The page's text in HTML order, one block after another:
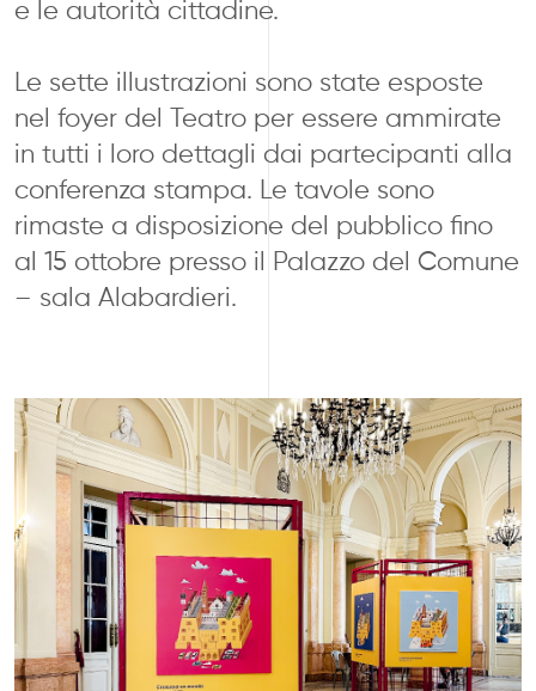
e le autorità cittadine.
Le sette illustrazioni sono state esposte
nel foyer del Teatro per essere ammirate
in tutti i loro dettagli dai partecipanti alla
conferenza stampa. Le tavole sono
rimaste a disposizione del pubblico fino
al 15 ottobre presso il Palazzo del Comune
– sala Alabardieri.